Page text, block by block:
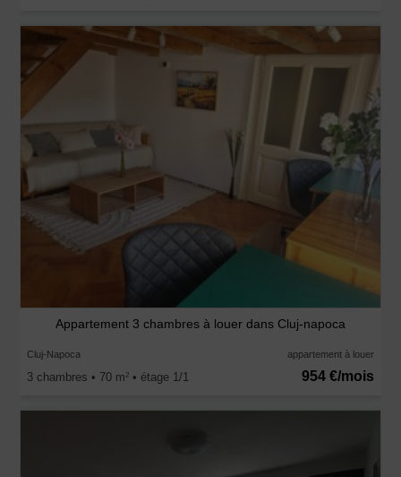
Appartement 3 chambres à louer dans Cluj-napoca
Cluj-Napoca appartement à louer
3 chambres • 70 m2 • étage 1/1 954 €/mois